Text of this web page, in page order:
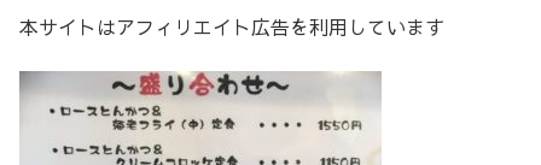
本サイトはアフィリエイト広告を利用しています